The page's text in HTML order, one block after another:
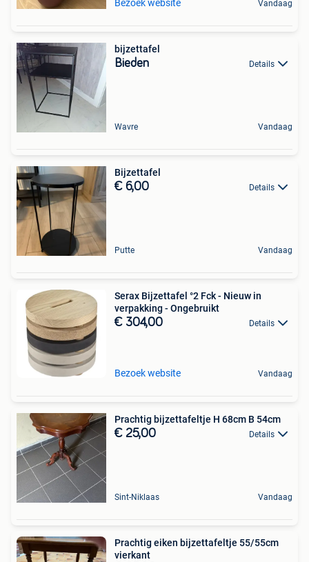
Bezoek website Vandaag
bijzettafel
Bieden Details
Wavre Vandaag
Bijzettafel
€ 6,00 Details
Putte Vandaag
Serax Bijzettafel °2 Fck - Nieuw in
verpakking - Ongebruikt
€ 304,00 Details
Bezoek website Vandaag
Prachtig bijzettafeltje H 68cm B 54cm
€ 25,00 Details
Sint-Niklaas Vandaag
Prachtig eiken bijzettafeltje 55/55cm
vierkant